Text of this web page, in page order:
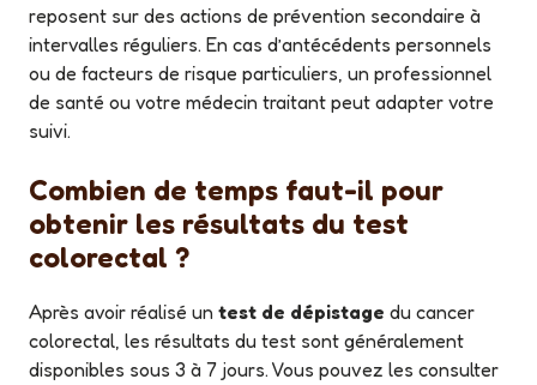
reposent sur des actions de prévention secondaire à
intervalles réguliers. En cas d’antécédents personnels
ou de facteurs de risque particuliers, un professionnel
de santé ou votre médecin traitant peut adapter votre
suivi.
Combien de temps faut-il pour
obtenir les résultats du test
colorectal ?
Après avoir réalisé un test de dépistage du cancer
colorectal, les résultats du test sont généralement
disponibles sous 3 à 7 jours. Vous pouvez les consulter